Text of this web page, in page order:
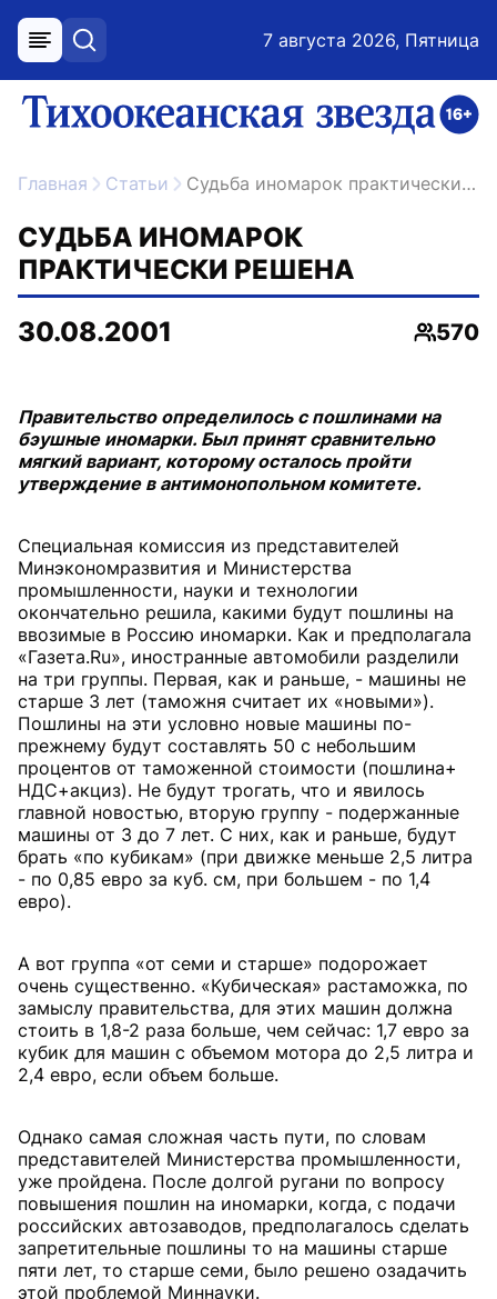
меню поиск 7 августа 2026, Пятница
ссылка на главную
Главная Статьи Судьба иномарок практически решена
СУДЬБА ИНОМАРОК
ПРАКТИЧЕСКИ РЕШЕНА
30.08.2001
570
Правительство определилось с пошлинами на
бэушные иномарки. Был принят сравнительно
мягкий вариант, которому осталось пройти
утверждение в антимонопольном комитете.
Специальная комиссия из представителей
Минэкономразвития и Министерства
промышленности, науки и технологии
окончательно решила, какими будут пошлины на
ввозимые в Россию иномарки. Как и предполагала
«Газета.Ru», иностранные автомобили разделили
на три группы. Первая, как и раньше, - машины не
старше 3 лет (таможня считает их «новыми»).
Пошлины на эти условно новые машины по-
прежнему будут составлять 50 с небольшим
процентов от таможенной стоимости (пошлина+
НДС+акциз). Не будут трогать, что и явилось
главной новостью, вторую группу - подержанные
машины от 3 до 7 лет. С них, как и раньше, будут
брать «по кубикам» (при движке меньше 2,5 литра
- по 0,85 евро за куб. см, при большем - по 1,4
евро).
А вот группа «от семи и старше» подорожает
очень существенно. «Кубическая» растаможка, по
замыслу правительства, для этих машин должна
стоить в 1,8-2 раза больше, чем сейчас: 1,7 евро за
кубик для машин с объемом мотора до 2,5 литра и
2,4 евро, если объем больше.
Однако самая сложная часть пути, по словам
представителей Министерства промышленности,
уже пройдена. После долгой ругани по вопросу
повышения пошлин на иномарки, когда, с подачи
российских автозаводов, предполагалось сделать
запретительные пошлины то на машины старше
пяти лет, то старше семи, было решено озадачить
этой проблемой Миннауки.